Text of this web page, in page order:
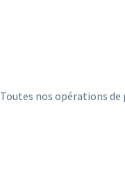
Toutes nos opérations